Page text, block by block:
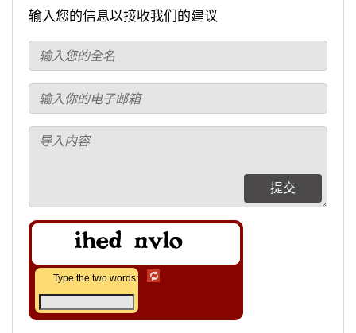
输入您的信息以接收我们的建议
提交
Type the two words: